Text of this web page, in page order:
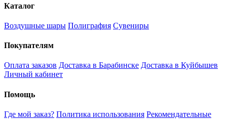
Каталог
Воздушные шары Полиграфия Сувениры
Покупателям
Оплата заказов Доставка в Барабинске Доставка в Куйбышев
Личный кабинет
Помощь
Где мой заказ? Политика использования Рекомендательные